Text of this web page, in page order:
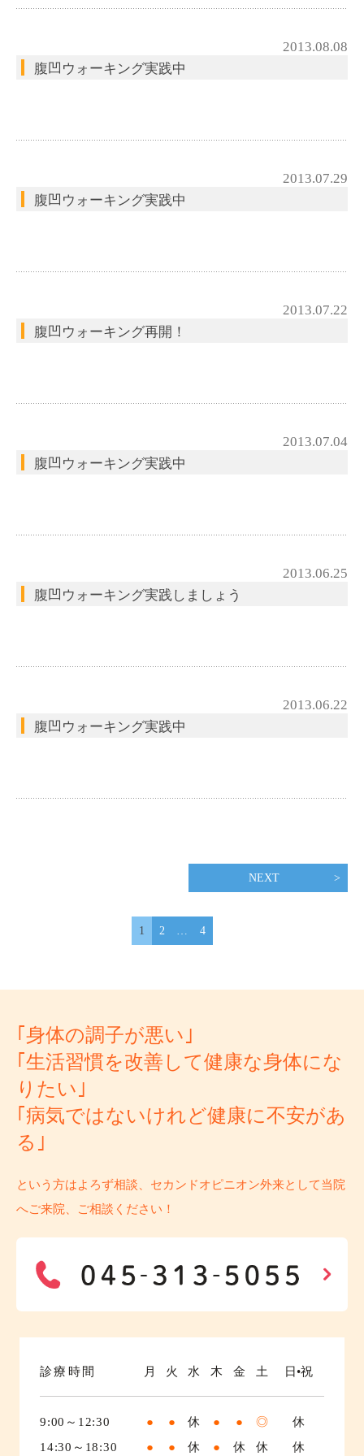
2013.08.08
腹凹ウォーキング実践中
2013.07.29
腹凹ウォーキング実践中
2013.07.22
腹凹ウォーキング再開！
2013.07.04
腹凹ウォーキング実践中
2013.06.25
腹凹ウォーキング実践しましょう
2013.06.22
腹凹ウォーキング実践中
1 2 … 4
NEXT
｢身体の調子が悪い｣
｢生活習慣を改善して健康な身体にな
りたい｣
｢病気ではないけれど健康に不安があ
る｣
という方はよろず相談、セカンドオピニオン外来として当院
へご来院、ご相談ください！
診療時間 月 火 水 木 金 土 日•祝
9:00～12:30 ● ● 休 ● ● ◎
休
14:30～18:30
● ● 休 ● 休 休 休